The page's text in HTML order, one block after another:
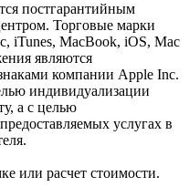
постгарантийным
Торговые марки
iTunes, MacBook, iOS, Mac
являются
компании Apple Inc.
индивидуализации
а с целью
услугах в
или расчет стоимости.